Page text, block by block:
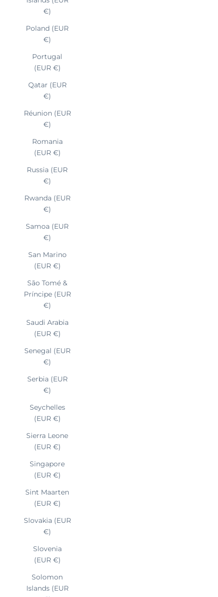
€)
Poland (EUR
€)
Portugal
(EUR €)
Qatar (EUR
€)
Réunion (EUR
€)
Romania
(EUR €)
Russia (EUR
€)
Rwanda (EUR
€)
Samoa (EUR
€)
San Marino
(EUR €)
São Tomé &
Príncipe (EUR
€)
Saudi Arabia
(EUR €)
Senegal (EUR
€)
Serbia (EUR
€)
Seychelles
(EUR €)
Sierra Leone
(EUR €)
Singapore
(EUR €)
Sint Maarten
(EUR €)
Slovakia (EUR
€)
Slovenia
(EUR €)
Solomon
Islands (EUR